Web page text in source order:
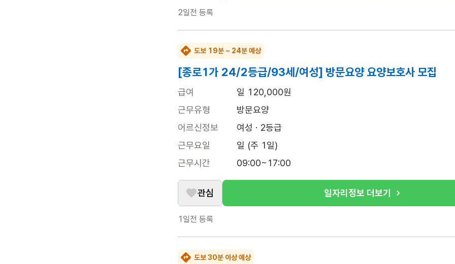
2일전 등록
도보 19분 ~ 24분 예상
[종로1가 24/2등급/93세/여성] 방문요양 요양보호사 모집
급여
일 120,000원
근무유형
방문요양
어르신정보
여성 · 2등급
근무요일
일 (주 1일)
근무시간
09:00~17:00
관심 일자리정보 더보기
1일전 등록
도보 30분 이상 예상